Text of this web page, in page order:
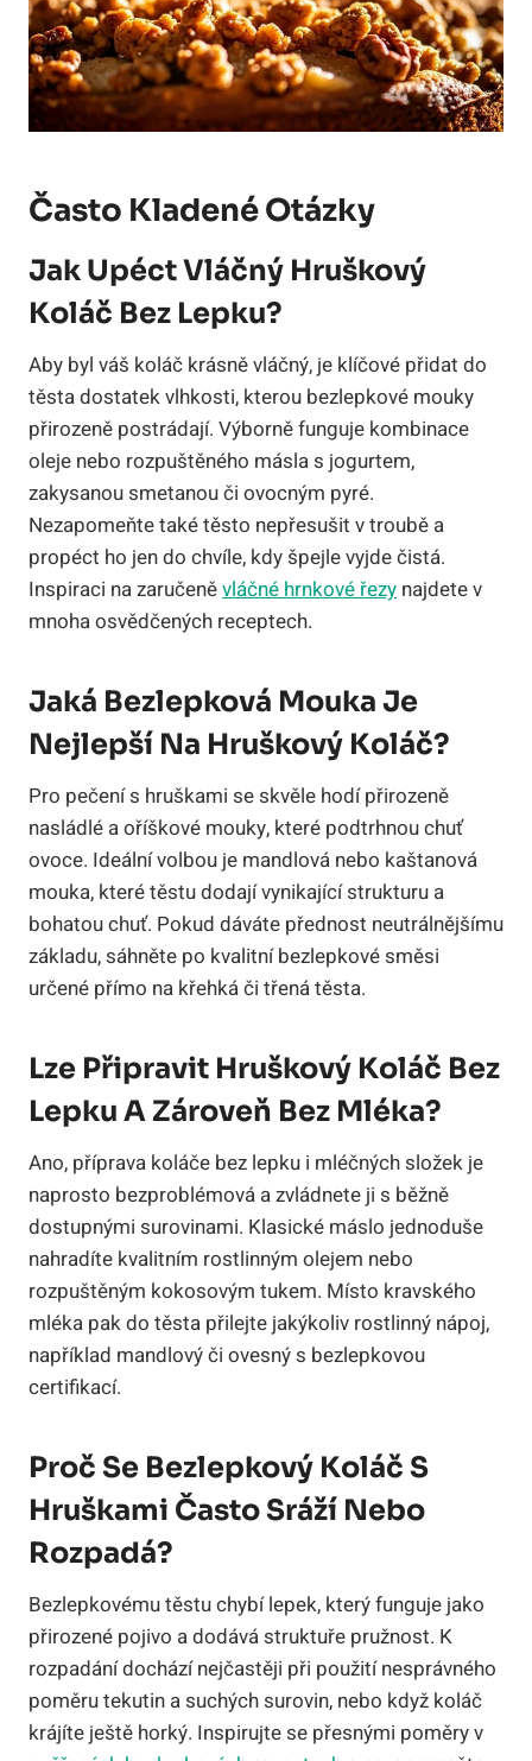
Často Kladené Otázky
Jak Upéct Vláčný Hruškový
Koláč Bez Lepku?
Aby byl váš koláč krásně vláčný, je klíčové přidat do
těsta dostatek vlhkosti, kterou bezlepkové mouky
přirozeně postrádají. Výborně funguje kombinace
oleje nebo rozpuštěného másla s jogurtem,
zakysanou smetanou či ovocným pyré.
Nezapomeňte také těsto nepřesušit v troubě a
propéct ho jen do chvíle, kdy špejle vyjde čistá.
Inspiraci na zaručeněvláčné hrnkové řezy najdete v
mnoha osvědčených receptech.
Jaká Bezlepková Mouka Je
Nejlepší Na Hruškový Koláč?
Pro pečení s hruškami se skvěle hodí přirozeně
nasládlé a oříškové mouky, které podtrhnou chuť
ovoce. Ideální volbou je mandlová nebo kaštanová
mouka, které těstu dodají vynikající strukturu a
bohatou chuť. Pokud dáváte přednost neutrálnějšímu
základu, sáhněte po kvalitní bezlepkové směsi
určené přímo na křehká či třená těsta.
Lze Připravit Hruškový Koláč Bez
Lepku A Zároveň Bez Mléka?
Ano, příprava koláče bez lepku i mléčných složek je
naprosto bezproblémová a zvládnete ji s běžně
dostupnými surovinami. Klasické máslo jednoduše
nahradíte kvalitním rostlinným olejem nebo
rozpuštěným kokosovým tukem. Místo kravského
mléka pak do těsta přilejte jakýkoliv rostlinný nápoj,
například mandlový či ovesný s bezlepkovou
certifikací.
Proč Se Bezlepkový Koláč S
Hruškami Často Sráží Nebo
Rozpadá?
Bezlepkovému těstu chybí lepek, který funguje jako
přirozené pojivo a dodává struktuře pružnost. K
rozpadání dochází nejčastěji při použití nesprávného
poměru tekutin a suchých surovin, nebo když koláč
krájíte ještě horký. Inspirujte se přesnými poměry v